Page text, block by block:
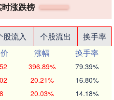
涨跌榜
股流入 个股流出
换手率
涨幅
换手率
396.89% 79.39%
20.21% 16.80%
20.03% 14.18%